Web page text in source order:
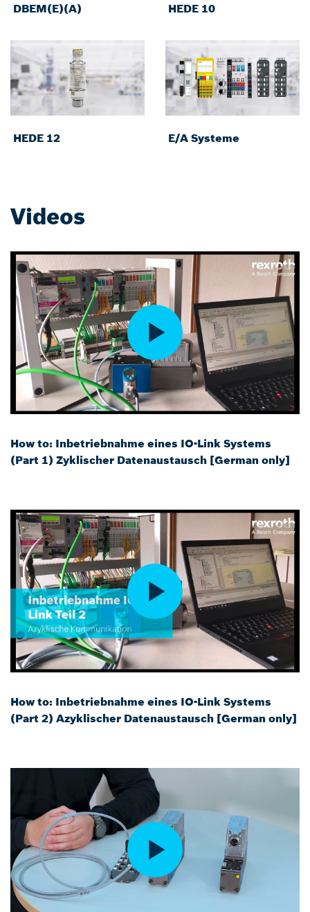
DBEM(E)(A) HEDE 10
HEDE 12 E/A Systeme
Videos
How to: Inbetriebnahme eines IO-Link Systems
(Part 1) Zyklischer Datenaustausch [German only]
How to: Inbetriebnahme eines IO-Link Systems
(Part 2) Azyklischer Datenaustausch [German only]